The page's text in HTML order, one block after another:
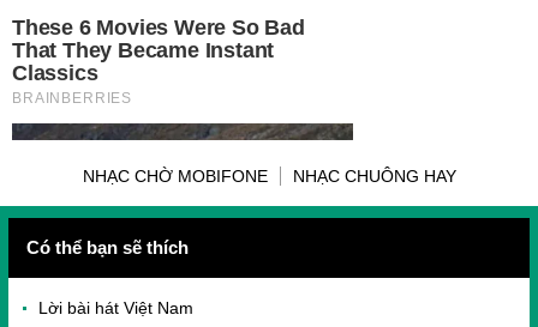
NHẠC CHỜ MOBIFONE NHẠC CHUÔNG HAY
Có thể bạn sẽ thích
Lời bài hát Việt Nam